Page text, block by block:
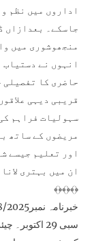
اداروں میں نظم
جاسکے۔ بعدازاں
منجھوشوری میں
انہوں نے دستیاب
حاضری کا تفصیلی
قریبی دیہی
سہولیات فراہم
مریضوں کے ساتھ
اور تعلیم جیسے
ان میں بہتری
﴾﴿﴾﴿﴾﴿
خبرنامہ نمبر8208/2025
سبی 29